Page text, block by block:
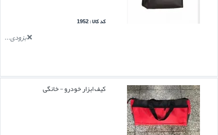
کد کالا : 1952
بزودی...
کیف ابزار خودرو - خانگی